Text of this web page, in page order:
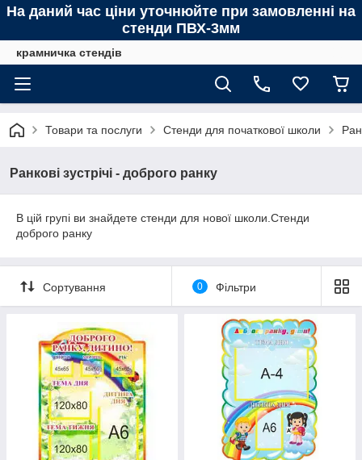
На даний час ціни уточнюйте при замовленні на
стенди ПВХ-3мм
крамничка стендів
Товари та послуги Стенди для початкової школи
Ранкові зустрічі - доброго ранку
В цій групі ви знайдете стенди для нової школи.Стенди
доброго ранку
Сортування 0 Фільтри